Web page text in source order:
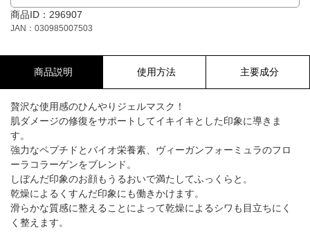
商品ID：296907
JAN：030985007503
商品説明 使用方法 主要成分
贅沢な使用感のひんやりジェルマスク！
肌ダメージの修復をサポートしてイキイキとした印象に導きま
す。
強力なペプチドとバイオ栄養素、ヴィーガンフォーミュラのフロ
ーラコラーゲンをブレンド。
しぼんだ印象のお顔もうるおいで満たしてふっくらと。
乾燥によるくすんだ印象にも働きかけます。
滑らかな質感に整えることによって乾燥によるシワも目立ちにく
く整えます。